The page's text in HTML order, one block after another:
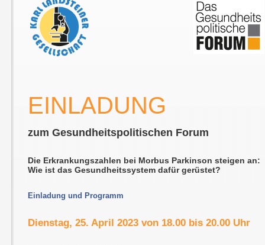
EINLADUNG
zum Gesundheitspolitischen Forum
Die Erkrankungszahlen bei Morbus Parkinson steigen an:
Wie ist das Gesundheitssystem dafür gerüstet?
Einladung und Programm
Dienstag, 25. April 2023 von 18.00 bis 20.00 Uhr